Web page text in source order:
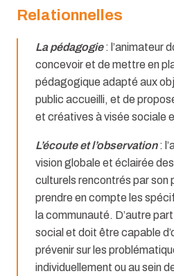
Relationnelles
La pédagogie: l’animateur
concevoir et de mettre en
pédagogique adapté aux
public accueilli, et de
et créatives à visée sociale
L’écoute et l’observation:
vision globale et éclairée
culturels rencontrés par son
prendre en compte les
la communauté. D’autre
social et doit être capable
prévenir sur les
individuellement ou au sein